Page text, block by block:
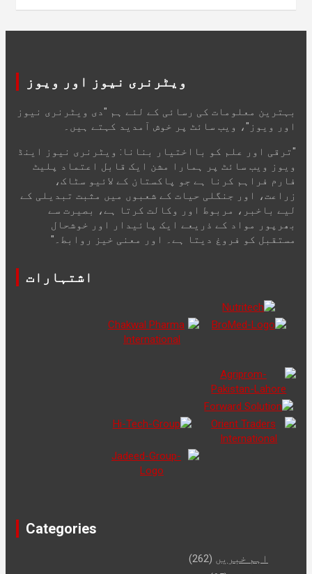
ویٹرنری نیوز اور ویوز
بہترین معلومات کی رسائی کے لئے ہم "دی ویٹرنری نیوز
اور ویوز"، ویب سائٹ پر خوش آمدید کہتے ہیں۔
"ترقی اور علم کو بااختیار بنانا: ویٹرنری نیوز اینڈ
ویوز ویب سائٹ پر ہمارا مشن ایک قابل اعتماد پلیٹ
فارم فراہم کرنا ہے جو پاکستان کے لائیو سٹاک،
زراعت، اور جنگلی حیات کے شعبوں میں مثبت تبدیلی کے
لیے باخبر، مربوط اور وکالت کرتا ہے، بصیرت سے
بھرپور مواد کے ذریعے ایک پائیدار اور خوشحال
مستقبل کو فروغ دیتا ہے۔ اور معنی خیز روابط۔"
اشتہارات
Categories
اہم خبریں (262)